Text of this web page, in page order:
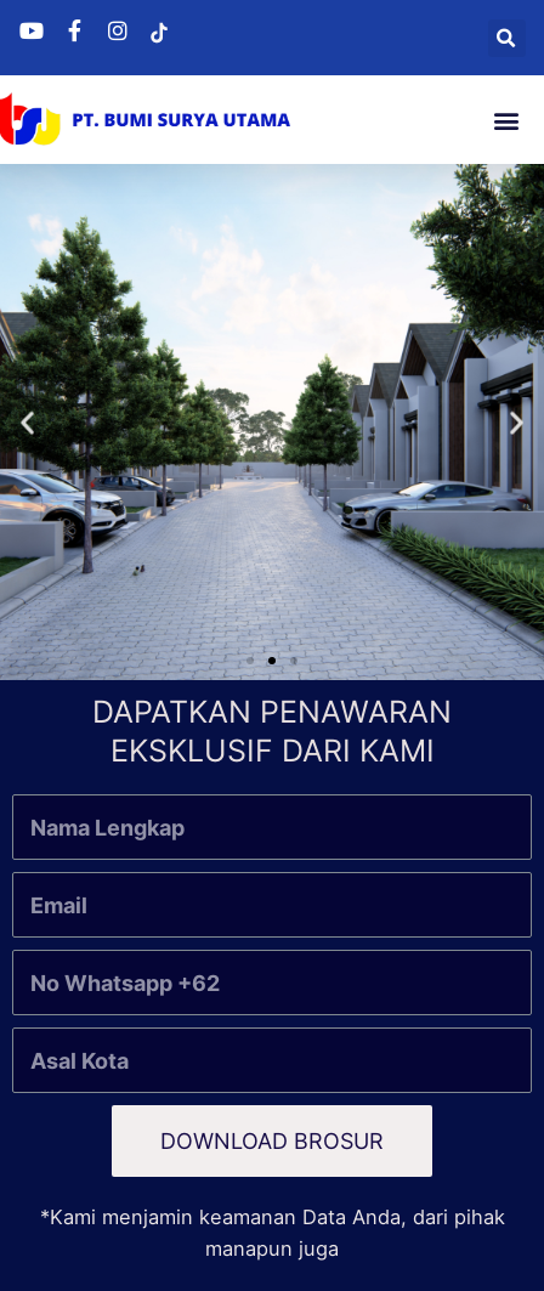
DAPATKAN PENAWARAN
EKSKLUSIF DARI KAMI
DOWNLOAD BROSUR
*Kami menjamin keamanan Data Anda, dari pihak
manapun juga